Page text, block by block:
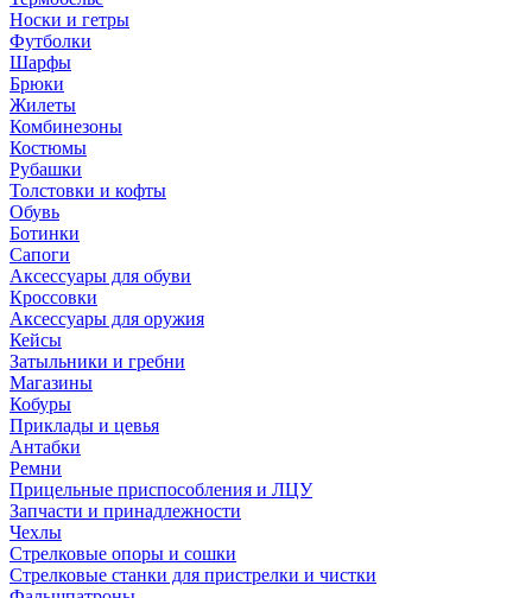
Носки и гетры
Футболки
Шарфы
Брюки
Жилеты
Комбинезоны
Костюмы
Рубашки
Толстовки и кофты
Обувь
Ботинки
Сапоги
Аксессуары для обуви
Кроссовки
Аксессуары для оружия
Кейсы
Затыльники и гребни
Магазины
Кобуры
Приклады и цевья
Антабки
Ремни
Прицельные приспособления и ЛЦУ
Запчасти и принадлежности
Чехлы
Стрелковые опоры и сошки
Стрелковые станки для пристрелки и чистки